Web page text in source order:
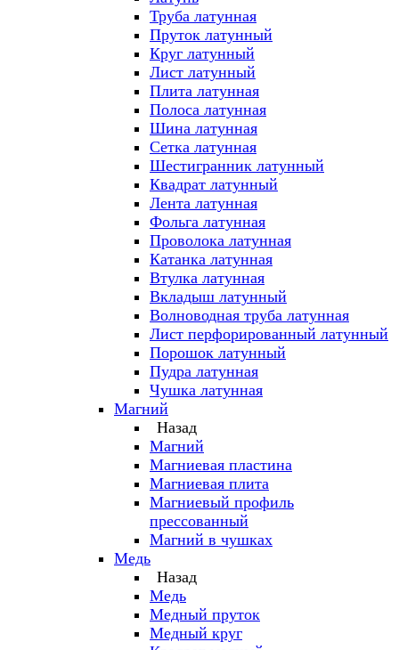
Труба латунная
Пруток латунный
Круг латунный
Лист латунный
Плита латунная
Полоса латунная
Шина латунная
Сетка латунная
Шестигранник латунный
Квадрат латунный
Лента латунная
Фольга латунная
Проволока латунная
Катанка латунная
Втулка латунная
Вкладыш латунный
Волноводная труба латунная
Лист перфорированный латунный
Порошок латунный
Пудра латунная
Чушка латунная
Магний
Назад
Магний
Магниевая пластина
Магниевая плита
Магниевый профиль
прессованный
Магний в чушках
Медь
Назад
Медь
Медный пруток
Медный круг